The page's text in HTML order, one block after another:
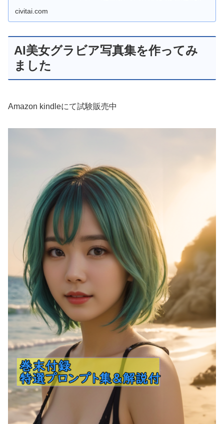
civitai.com
AI美女グラビア写真集を作ってみ
ました
Amazon kindleにて試験販売中